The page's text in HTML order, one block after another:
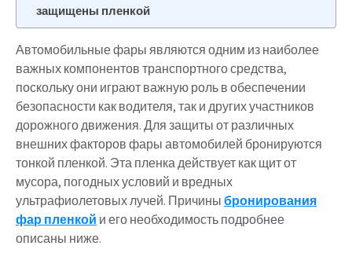
защищены пленкой
Автомобильные фары являются одним из наиболее
важных компонентов транспортного средства,
поскольку они играют важную роль в обеспечении
безопасности как водителя, так и других участников
дорожного движения. Для защиты от различных
внешних факторов фары автомобилей бронируются
тонкой пленкой. Эта пленка действует как щит от
мусора, погодных условий и вредных
ультрафиолетовых лучей. Причиныбронирования
фар пленкой и его необходимость подробнее
описаны ниже.